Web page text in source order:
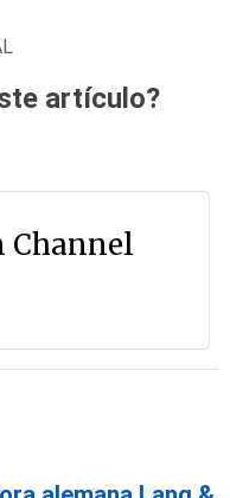
artículo?
Channel